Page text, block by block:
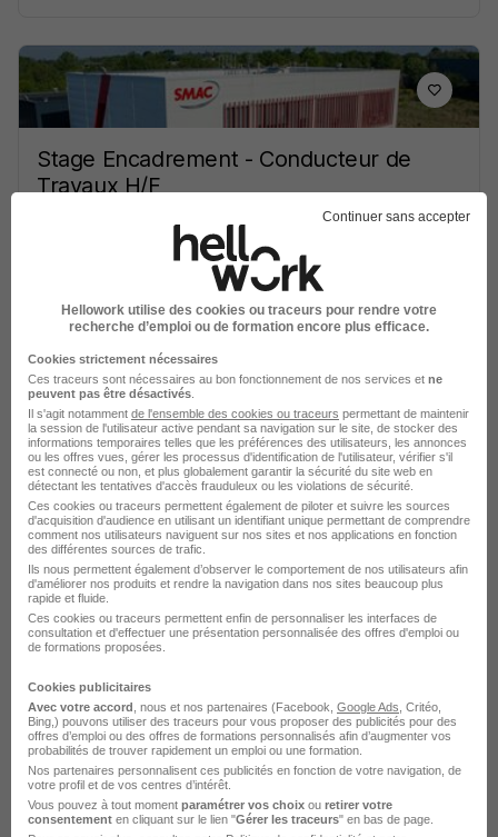
Stage Encadrement - Conducteur de
Travaux H/F
Stage 1 100 - 1 650 € / mois
Voir l’offre
il y a 22 jours
Stagiaire Data - Migration de Données
Industrielles & Plm H/F
NTN Europe Super recruteur
Annecy - 74 650 € / mois 6 mois
Continuer sans accepter
Hellowork utilise des cookies ou traceurs pour rendre votre
recherche d’emploi ou de formation encore plus efficace.
Cookies strictement nécessaires
Ces traceurs sont nécessaires au bon fonctionnement de nos services et ne
peuvent pas être désactivés
Il s'agit notamment de l'ensemble des cookies ou traceurs permettant de maintenir
la session de l'utilisateur active pendant sa navigation sur le site, de stocker des
informations temporaires telles que les préférences des utilisateurs, les annonces
ou les offres vues, gérer les processus d'identification de l'utilisateur, vérifier s'il
est connecté ou non, et plus globalement garantir la sécurité du site web en
détectant les tentatives d'accès frauduleux ou les violations de sécurité.
Ces cookies ou traceurs permettent également de piloter et suivre les sources
d'acquisition d'audience en utilisant un identifiant unique permettant de comprendre
comment nos utilisateurs naviguent sur nos sites et nos applications en fonction
des différentes sources de trafic.
Ils nous permettent également d’observer le comportement de nos utilisateurs afin
d'améliorer nos produits et rendre la navigation dans nos sites beaucoup plus
rapide et fluide.
Ces cookies ou traceurs permettent enfin de personnaliser les interfaces de
consultation et d'effectuer une présentation personnalisée des offres d'emploi ou
de formations proposées.
Cookies publicitaires
Avec votre accord , nous et nos partenaires (Facebook, Google Ads , Critéo,
Bing,) pouvons utiliser des traceurs pour vous proposer des publicités pour des
offres d’emploi ou des offres de formations personnalisés afin d’augmenter vos
probabilités de trouver rapidement un emploi ou une formation.
Nos partenaires personnalisent ces publicités en fonction de votre navigation, de
votre profil et de vos centres d’intérêt.
Vous pouvez à tout moment paramétrer vos choix ou retirer votre
consentement en cliquant sur le lien "Gérer les traceurs" en bas de page.